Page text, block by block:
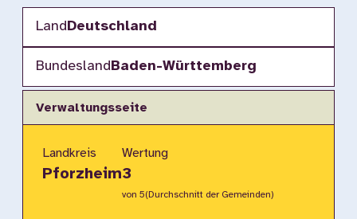
LandDeutschland
BundeslandBaden-Württemberg
Verwaltungsseite
Landkreis
Pforzheim
Wertung
3
von 5(Durchschnitt der Gemeinden)